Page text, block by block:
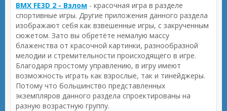
BMX FE3D 2 - Взлом - красочная игра в разделе
спортивные игры. Другие приложения данного раздела
изображают себя как взвешенные игры, с закрученным
сюжетом. Зато вы обретёте немалую массу
блаженства от красочной картинки, разнообразной
мелодии и стремительности происходящего в игре.
Благодаря простому управлению, в игру имеют
возможность играть как взрослые, так и тинейджеры.
Потому что большинство представленных
экземпляров данного раздела спроектированы на
разную возрастную группу.